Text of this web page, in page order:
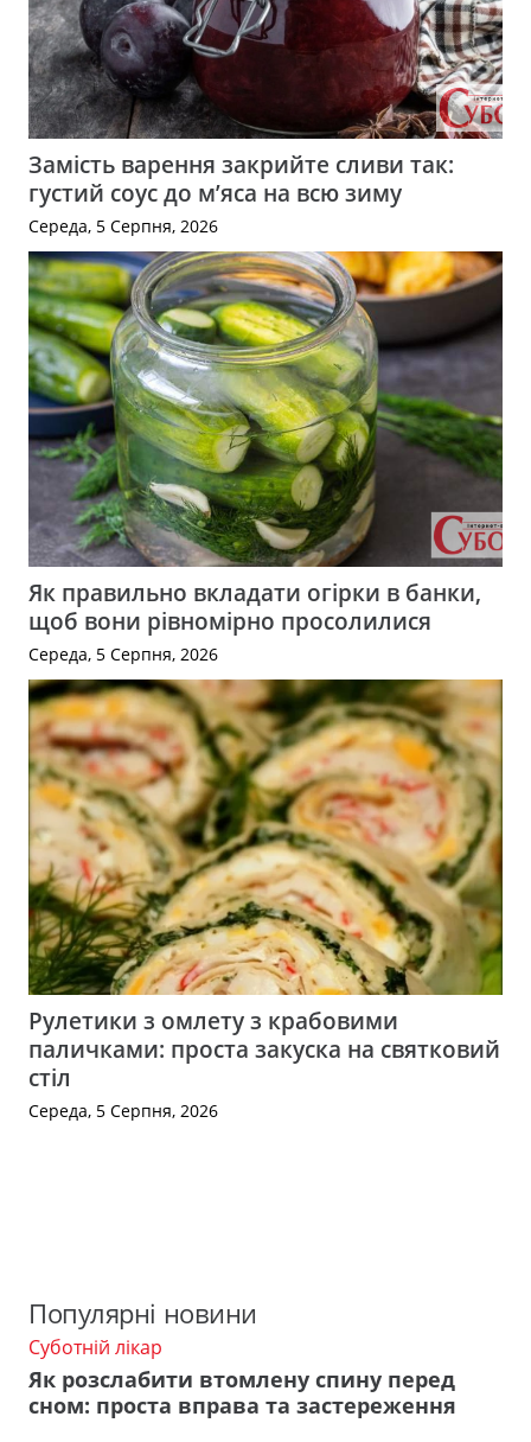
Замість варення закрийте сливи так:
густий соус до м’яса на всю зиму
Середа, 5 Серпня, 2026
Як правильно вкладати огірки в банки,
щоб вони рівномірно просолилися
Середа, 5 Серпня, 2026
Рулетики з омлету з крабовими
паличками: проста закуска на святковий
стіл
Середа, 5 Серпня, 2026
Популярні новини
Суботній лікар
Як розслабити втомлену спину перед
сном: проста вправа та застереження